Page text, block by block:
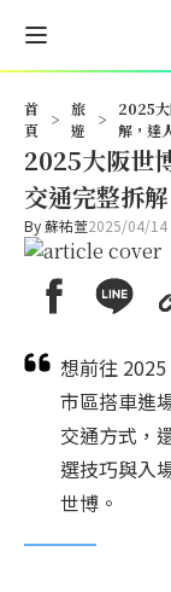
首
頁
>
旅
遊
>
2025大
解，達
2025大阪世
交通完整拆
By蘇祐萱2025/04/14
想前往
市區搭車進
交通方式，
選技巧與入
世博。